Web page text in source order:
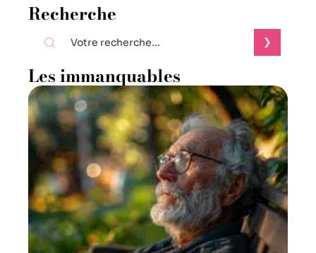
Recherche
Les immanquables